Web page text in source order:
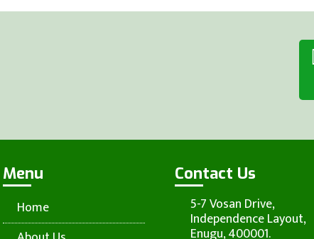
Menu
Home
Contact Us
5-7 Vosan Drive,
Independence Layout,
Enugu, 400001.